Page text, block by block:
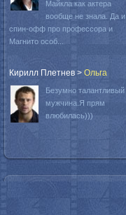
Майкла как актера
вообще не знала. Да и
спин-офф про профессора и
Магнито особ...
Кирилл Плетнев > Oльга
Безумно талантливый
мужчина.Я прям
влюбилась)))